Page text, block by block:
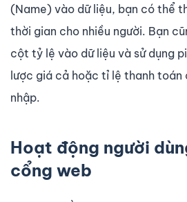
(Name) vào dữ liệu, bạn có thể
thời gian cho nhiều người. Bạn
cột tỷ lệ vào dữ liệu và sử dụng
lược giá cả hoặc tỉ lệ thanh
nhập.
Hoạt động người
cổng web